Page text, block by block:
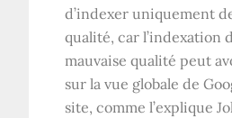
d’indexer uniquement
qualité, car l’indexation
mauvaise qualité peut
sur la vue globale de
site, comme l’explique